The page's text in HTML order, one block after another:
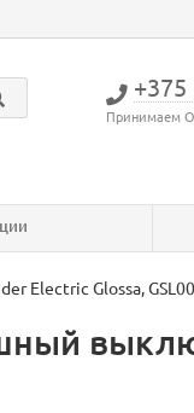
+375
Принимаем
Electric Glossa,